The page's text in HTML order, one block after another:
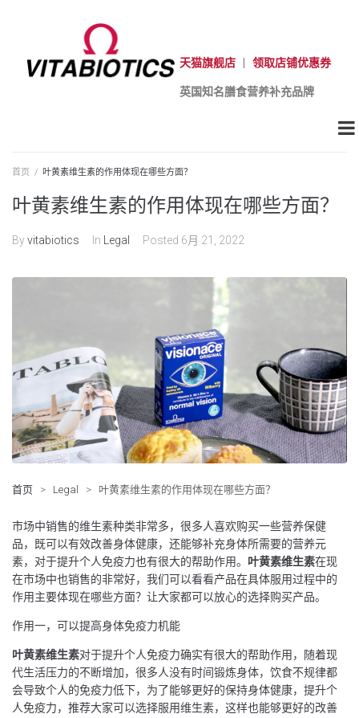
天猫旗舰店 领取店铺优惠券
英国知名膳食营养补充品牌
首页 / 叶黄素维生素的作用体现在哪些方面？
叶黄素维生素的作用体现在哪些方面？
Byvitabiotics In Legal Posted 6月 21, 2022
首页 > Legal > 叶黄素维生素的作用体现在哪些方面？
市场中销售的维生素种类非常多，很多人喜欢购买一些营养保健
品，既可以有效改善身体健康，还能够补充身体所需要的营养元
素，对于提升个人免疫力也有很大的帮助作用。 叶黄素维生素在现
在市场中也销售的非常好，我们可以看看产品在具体服用过程中的
作用主要体现在哪些方面？让大家都可以放心的选择购买产品。
作用一，可以提高身体免疫力机能
叶黄素维生素对于提升个人免疫力确实有很大的帮助作用，随着现
代生活压力的不断增加，很多人没有时间锻炼身体，饮食不规律都
会导致个人的免疫力低下，为了能够更好的保持身体健康，提升个
人免疫力，推荐大家可以选择服用维生素，这样也能够更好的改善